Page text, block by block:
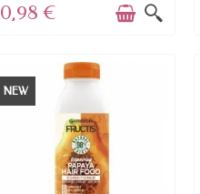
0,98 €
NEW